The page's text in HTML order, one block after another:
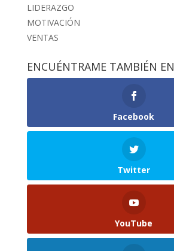
LIDERAZGO
MOTIVACIÓN
VENTAS
ENCUÉNTRAME TAMBIÉN EN
Facebook
Twitter
YouTube